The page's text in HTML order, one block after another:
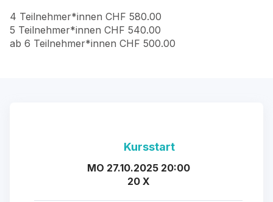
4 Teilnehmer*innen CHF 580.00
5 Teilnehmer*innen CHF 540.00
ab 6 Teilnehmer*innen CHF 500.00
Kursstart
MO 27.10.2025 20:00
20 X